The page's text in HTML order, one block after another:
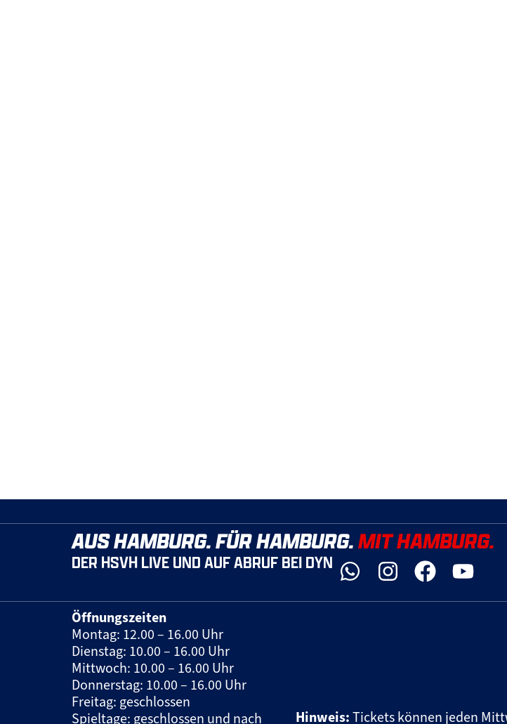
AUS HAMBURG. FÜR HAMBURG.MIT HAMBURG.
DER HSVH LIVE UND AUF ABRUF BEI DYN
Öffnungszeiten
Montag: 12.00 – 16.00 Uhr
Dienstag: 10.00 – 16.00 Uhr
Mittwoch: 10.00 – 16.00 Uhr
Donnerstag: 10.00 – 16.00 Uhr
Freitag: geschlossen
Spieltage: geschlossen und nach
Hinweis: Tickets können jeden